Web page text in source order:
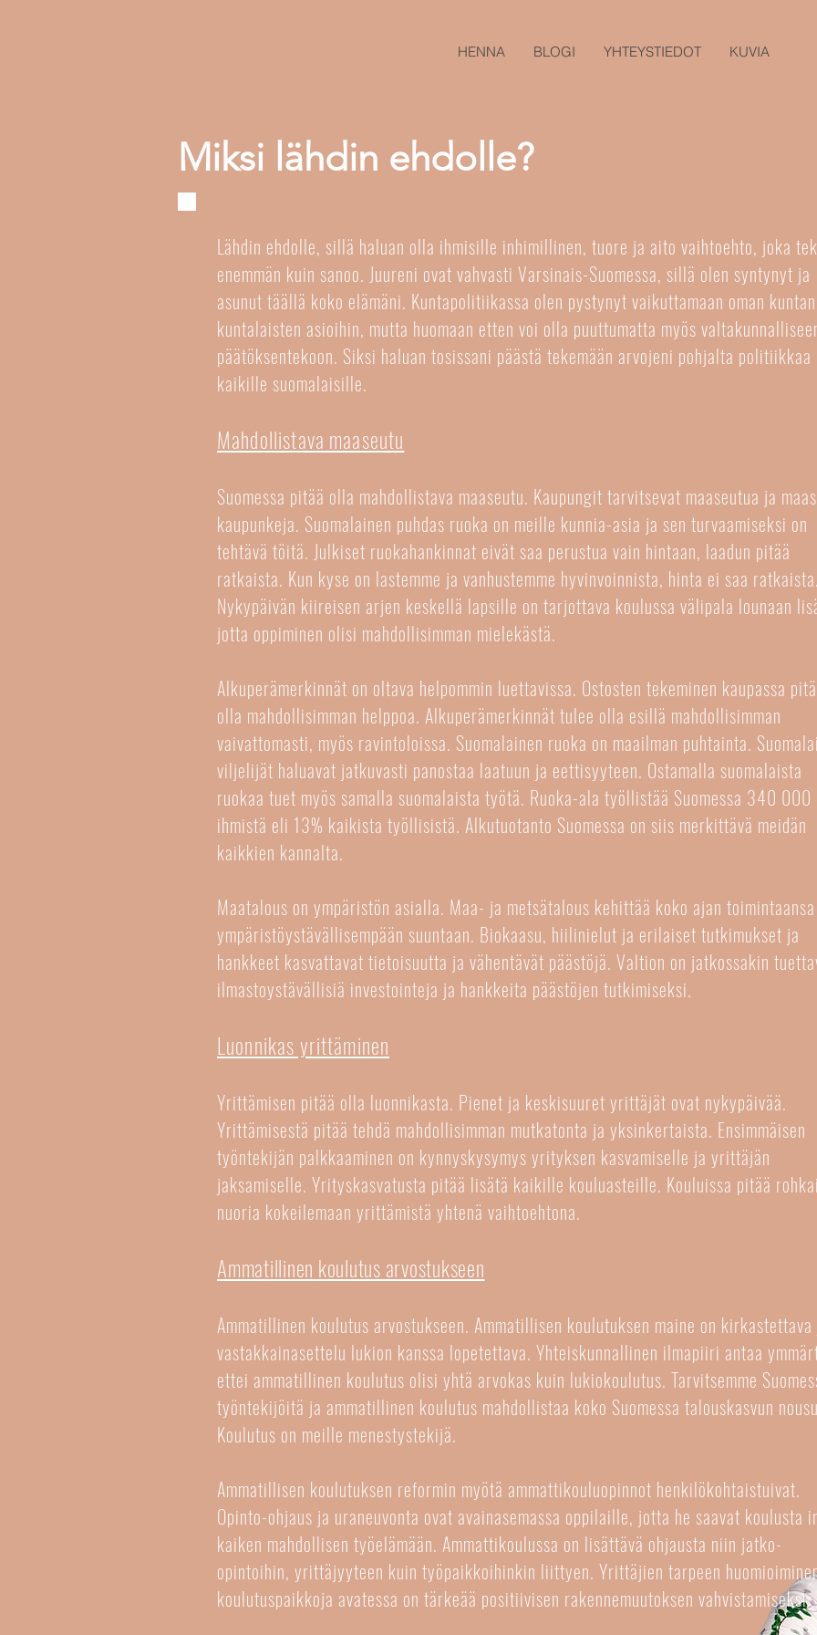
HENNA BLOGI YHTEYSTIEDOT KUVIA
Miksi lähdin ehdolle?
Lähdin ehdolle, sillä haluan olla ihmisille inhimillinen, tuore ja aito vaihtoehto, joka
enemmän kuin sanoo. Juureni ovat vahvasti Varsinais-Suomessa, sillä olen syntynyt ja
asunut täällä koko elämäni. Kuntapolitiikassa olen pystynyt vaikuttamaan oman
kuntalaisten asioihin, mutta huomaan etten voi olla puuttumatta myös
päätöksentekoon. Siksi haluan tosissani päästä tekemään arvojeni pohjalta politiikkaa
kaikille suomalaisille.
Mahdollistava maaseutu
Suomessa pitää olla mahdollistava maaseutu. Kaupungit tarvitsevat maaseutua ja
kaupunkeja. Suomalainen puhdas ruoka on meille kunnia-asia ja sen turvaamiseksi on
tehtävä töitä. Julkiset ruokahankinnat eivät saa perustua vain hintaan, laadun pitää
ratkaista. Kun kyse on lastemme ja vanhustemme hyvinvoinnista, hinta ei saa ratkaista.
Nykypäivän kiireisen arjen keskellä lapsille on tarjottava koulussa välipala lounaan
jotta oppiminen olisi mahdollisimman mielekästä.
Alkuperämerkinnät on oltava helpommin luettavissa. Ostosten tekeminen kaupassa
olla mahdollisimman helppoa. Alkuperämerkinnät tulee olla esillä mahdollisimman
vaivattomasti, myös ravintoloissa. Suomalainen ruoka on maailman puhtainta.
viljelijät haluavat jatkuvasti panostaa laatuun ja eettisyyteen. Ostamalla suomalaista
ruokaa tuet myös samalla suomalaista työtä. Ruoka-ala työllistää Suomessa 340 000
ihmistä eli 13% kaikista työllisistä. Alkutuotanto Suomessa on siis merkittävä meidän
kaikkien kannalta.
Maatalous on ympäristön asialla. Maa- ja metsätalous kehittää koko ajan toimintaansa
ympäristöystävällisempään suuntaan. Biokaasu, hiilinielut ja erilaiset tutkimukset ja
hankkeet kasvattavat tietoisuutta ja vähentävät päästöjä. Valtion on jatkossakin
ilmastoystävällisiä investointeja ja hankkeita päästöjen tutkimiseksi.
Luonnikas yrittäminen
Yrittämisen pitää olla luonnikasta. Pienet ja keskisuuret yrittäjät ovat nykypäivää.
Yrittämisestä pitää tehdä mahdollisimman mutkatonta ja yksinkertaista. Ensimmäisen
työntekijän palkkaaminen on kynnyskysymys yrityksen kasvamiselle ja yrittäjän
jaksamiselle. Yrityskasvatusta pitää lisätä kaikille kouluasteille. Kouluissa pitää
nuoria kokeilemaan yrittämistä yhtenä vaihtoehtona.
Ammatillinen koulutus arvostukseen
Ammatillinen koulutus arvostukseen. Ammatillisen koulutuksen maine on kirkastettava
vastakkainasettelu lukion kanssa lopetettava. Yhteiskunnallinen ilmapiiri antaa
ettei ammatillinen koulutus olisi yhtä arvokas kuin lukiokoulutus. Tarvitsemme
työntekijöitä ja ammatillinen koulutus mahdollistaa koko Suomessa talouskasvun
Koulutus on meille menestystekijä.
Ammatillisen koulutuksen reformin myötä ammattikouluopinnot henkilökohtaistuivat.
Opinto-ohjaus ja uraneuvonta ovat avainasemassa oppilaille, jotta he saavat koulusta
kaiken mahdollisen työelämään. Ammattikoulussa on lisättävä ohjausta niin jatko-
opintoihin, yrittäjyyteen kuin työpaikkoihinkin liittyen. Yrittäjien tarpeen
koulutuspaikkoja avatessa on tärkeää positiivisen rakennemuutoksen vahvistamiseksi.